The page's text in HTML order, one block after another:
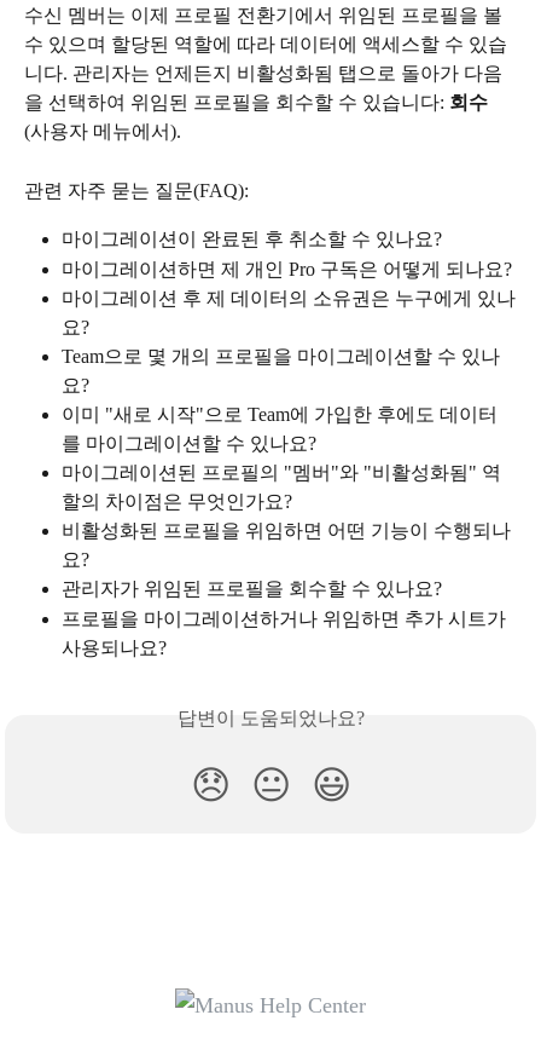
수신 멤버는 이제 프로필 전환기에서 위임된 프로필을 볼
수 있으며 할당된 역할에 따라 데이터에 액세스할 수 있습
니다. 관리자는 언제든지 비활성화됨 탭으로 돌아가 다음
을 선택하여 위임된 프로필을 회수할 수 있습니다: 회수
(사용자 메뉴에서).
관련 자주 묻는 질문(FAQ):
마이그레이션이 완료된 후 취소할 수 있나요?
마이그레이션하면 제 개인 Pro 구독은 어떻게 되나요?
마이그레이션 후 제 데이터의 소유권은 누구에게 있나
요?
Team으로 몇 개의 프로필을 마이그레이션할 수 있나
요?
이미 "새로 시작"으로 Team에 가입한 후에도 데이터
를 마이그레이션할 수 있나요?
마이그레이션된 프로필의 "멤버"와 "비활성화됨" 역
할의 차이점은 무엇인가요?
비활성화된 프로필을 위임하면 어떤 기능이 수행되나
요?
관리자가 위임된 프로필을 회수할 수 있나요?
프로필을 마이그레이션하거나 위임하면 추가 시트가
사용되나요?
답변이 도움되었나요?
😞 😐 😃